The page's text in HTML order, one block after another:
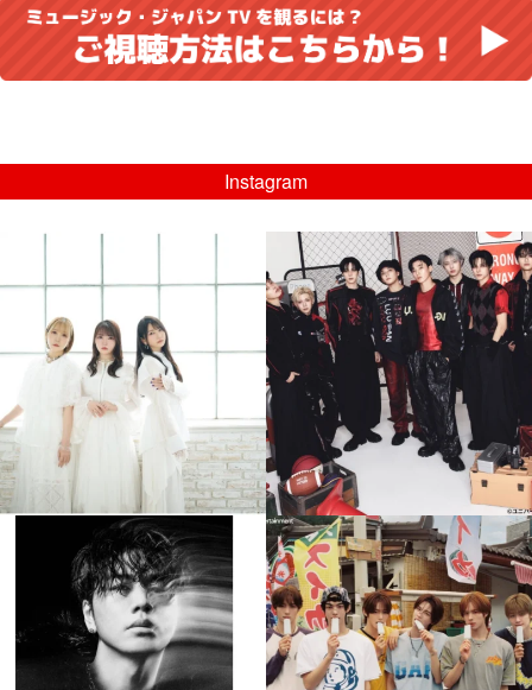
Instagram
...
8月 4
4 0
musicjapantv
💡08/05(水)23:00特番放送！
...
8月 4
4 0
musicjapantv
💡8月特番放送決定！
...
8月 4
305 0
musicjapantv
💡8月特番放送決定！
...
8月 4
5 0